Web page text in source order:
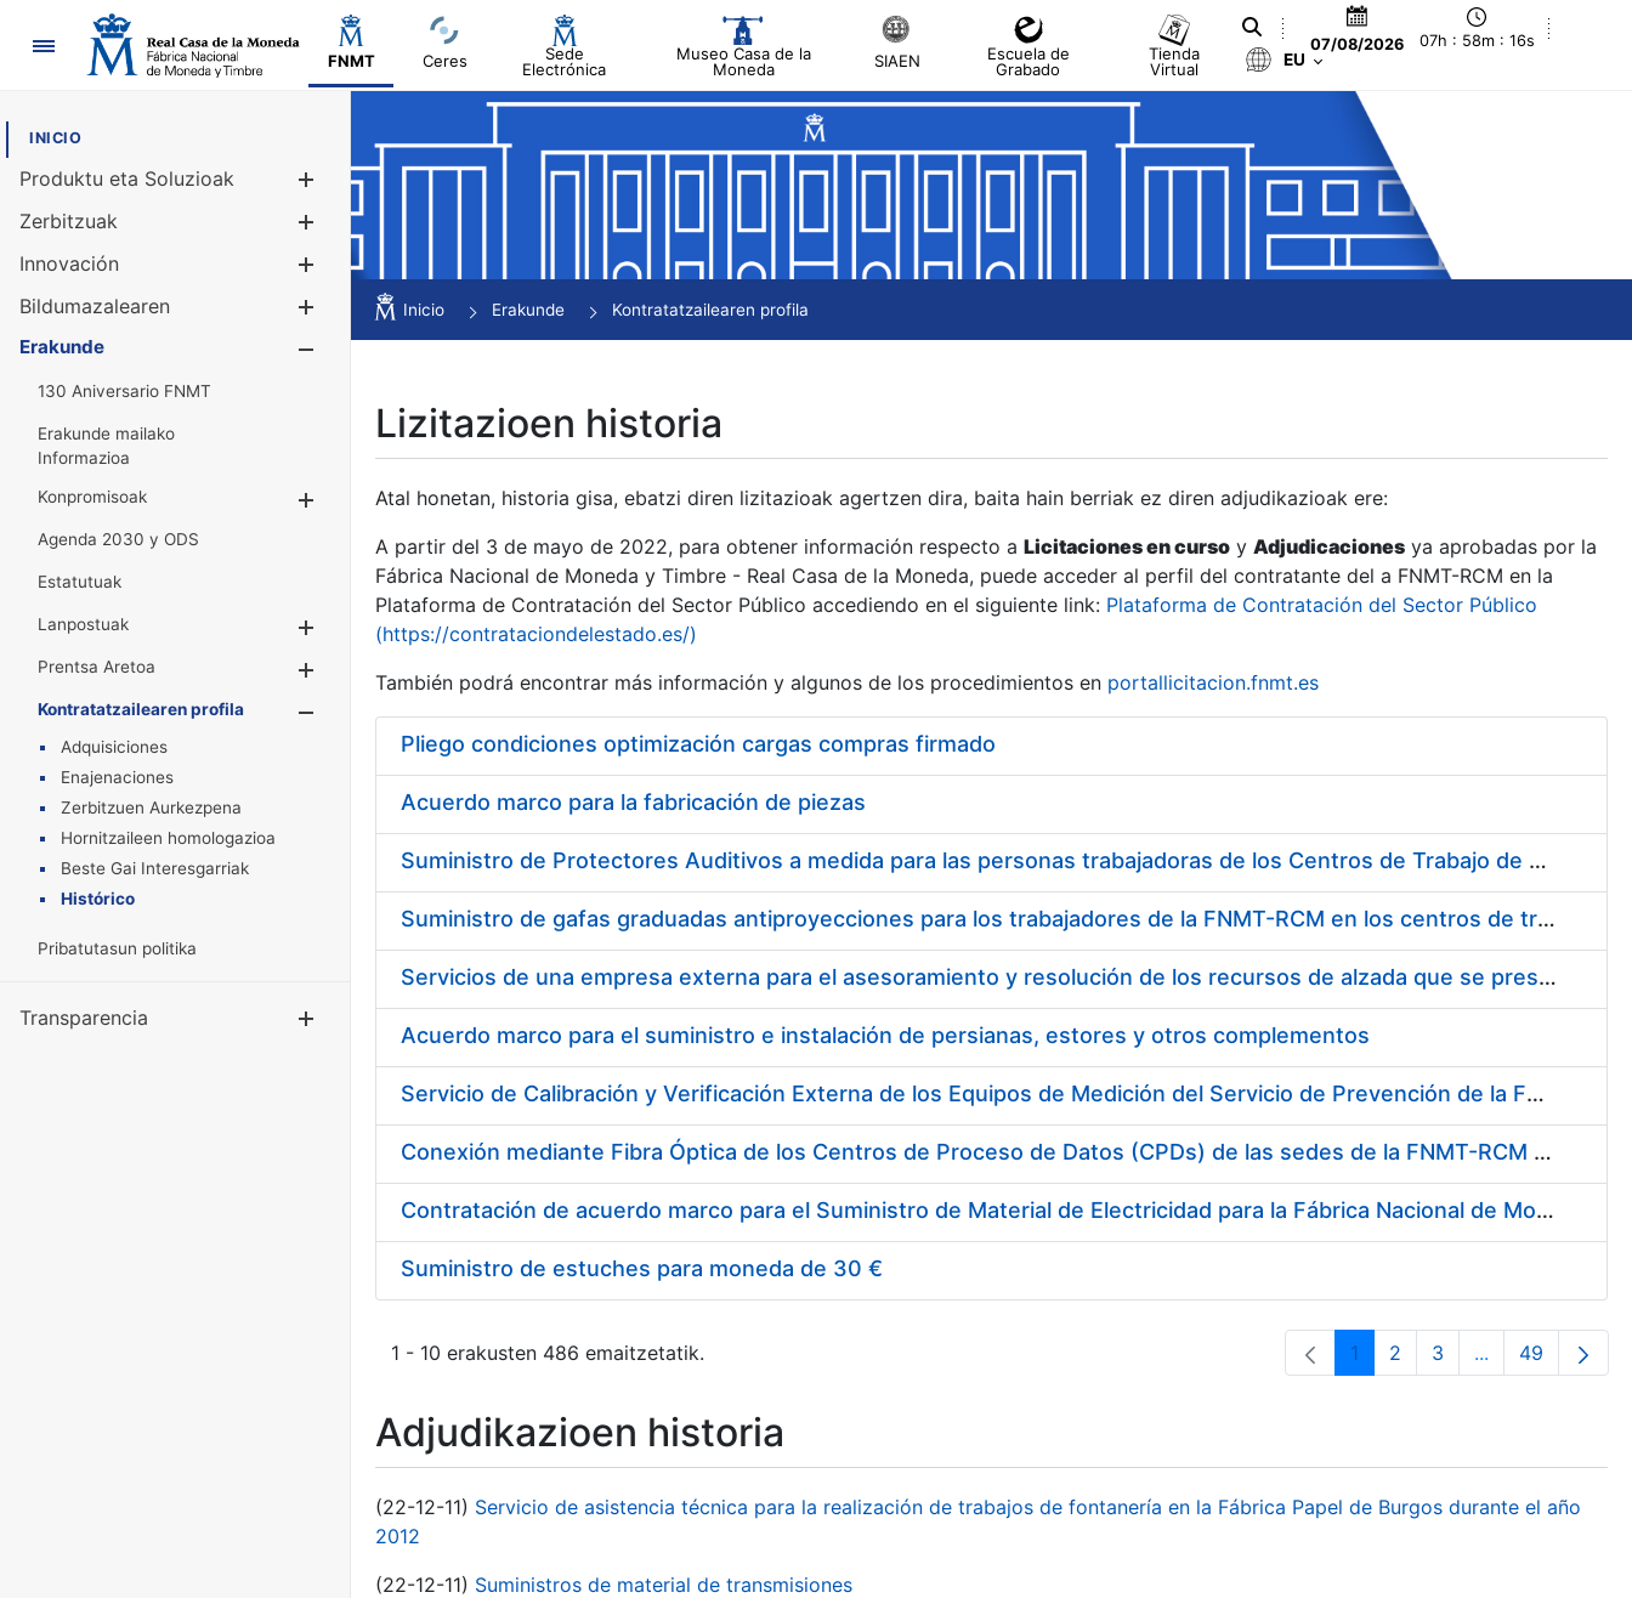
Nabigazioa
FNMT Ceres
Sede
Electrónica
Museo Casa de la
Moneda
SIAEN
Escuela de
Grabado
Tienda
Virtual
07/08/2026 07h : 58m : 17s
EU
INICIO
Produktu eta Soluzioak
Erakutsi/Ezkutatu
Zerbitzuak
Innovación
Bildumazalearen
Erakutsi/Ezkutatu
Erakunde
130 Aniversario FNMT
Erakunde mailako
Informazioa
Konpromisoak
Erakutsi/Ezkutatu
Agenda 2030 y ODS
Estatutuak
Lanpostuak
Erakutsi/Ezkutatu
Prentsa Aretoa
Erakutsi/Ezkutatu
Kontratatzailearen profila
Erakutsi/Ezkutatu
Adquisiciones
Enajenaciones
Zerbitzuen Aurkezpena
Hornitzaileen homologazioa
Beste Gai Interesgarriak
Histórico
Pribatutasun politika
Transparencia Erakutsi/Ezkutatu
Inicio Erakunde Kontratatzailearen profila
Lizitazioen historia
Atal honetan, historia gisa, ebatzi diren lizitazioak agertzen dira, baita hain berriak ez diren adjudikazioak ere:
A partir del 3 de mayo de 2022, para obtener información respecto a Licitaciones en curso y Adjudicaciones ya aprobadas por la
Fábrica Nacional de Moneda y Timbre - Real Casa de la Moneda, puede acceder al perfil del contratante del a FNMT-RCM en la
Plataforma de Contratación del Sector Público accediendo en el siguiente link: Plataforma de Contratación del Sector Público
(https://contrataciondelestado.es/)
También podrá encontrar más información y algunos de los procedimientos en portallicitacion.fnmt.es
Pliego condiciones optimización cargas compras firmado
Acuerdo marco para la fabricación de piezas
Suministro de Protectores Auditivos a medida para las personas trabajadoras de los Centros de Trabajo de Madrid y Burgos
Suministro de gafas graduadas antiproyecciones para los trabajadores de la FNMT-RCM en los centros de trabajo de Madrid y Burgos
Servicios de una empresa externa para el asesoramiento y resolución de los recursos de alzada que se presentan relacionados con procesos de selección para la FNMT-RCM
Acuerdo marco para el suministro e instalación de persianas, estores y otros complementos
Servicio de Calibración y Verificación Externa de los Equipos de Medición del Servicio de Prevención de la FNMT-RCM
Conexión mediante Fibra Óptica de los Centros de Proceso de Datos (CPDs) de las sedes de la FNMT-RCM de Burgos y Madrid
Contratación de acuerdo marco para el Suministro de Material de Electricidad para la Fábrica Nacional de Moneda y Timbre-Real Casa de la Moneda en su centro de trabajo de Burgos
Suministro de estuches para moneda de 30 €
1 - 10 erakusten 486 emaitzetatik. Orrialdea
1 Orrialdea
2 Orrialdea
3 ...Intermediate
Orrialdea
49
Adjudikazioen historia
(22-12-11) Servicio de asistencia técnica para la realización de trabajos de fontanería en la Fábrica Papel de Burgos durante el año
2012
(22-12-11) Suministros de material de transmisiones